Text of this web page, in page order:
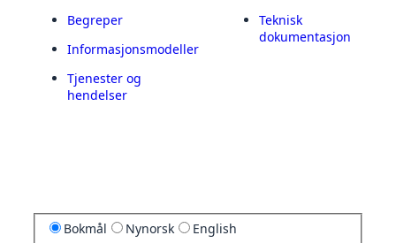
Begreper
Informasjonsmodeller
Tjenester og
hendelser
Teknisk
dokumentasjon
Bokmål Nynorsk English